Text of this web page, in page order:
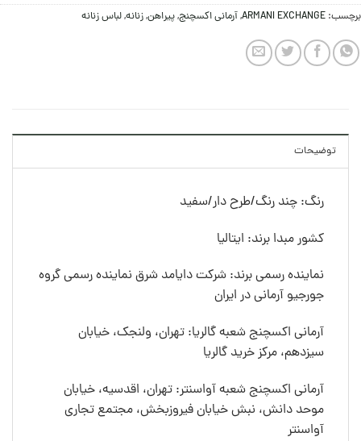
برچسب: ARMANI EXCHANGE
,آرمانی اکسچنج,پيراهن,زنانه,لباس زنانه
توضیحات
رنگ: چند رنگ/طرح دار/سفید
کشور مبدا برند: ایتالیا
نماینده رسمی برند: شرکت دایامد شرق نماینده رسمی گروه
جورجیو آرمانی در ایران
آرمانی اکسچنج شعبه گالریا: تهران، ولنجک، خیابان
سیزدهم، مرکز خرید گالریا
آرمانی اکسچنج شعبه آواسنتر: تهران، اقدسیه، خیابان
موحد دانش، نبش خیابان فیروزبخش، مجتمع تجاری
آواسنتر